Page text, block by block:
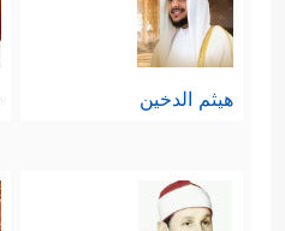
هيثم الدخين